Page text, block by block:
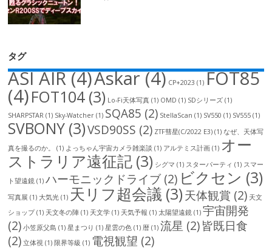
タグ
ASI AIR(4)Askar(4) CP+2023 (1) FOT85
(4)FOT104 (3) Lo-Fi天体写真 (1) OMD (1) SDシリーズ (1)
SHARPSTAR (1) Sky-Watcher (1) SQA85 (2) StellaScan (1) SV550 (1) SV555 (1)
SVBONY (3)VSD90SS (2) ZTF彗星(C/2022 E3) (1) なぜ、天体写
真を撮るのか。
(1) よっちゃん宇宙カメラ雑楽談 (1) アルテミス計画 (1) オー
ストラリア遠征記 (3) シグマ (1) スターパーティ (1) スマー
ト望遠鏡 (1) ハーモニックドライブ (2) ビクセン (3)
写真展 (1) 大気光 (1) 天リフ超会議 (3)天体観賞 (2) 天文
ショップ(1) 天文冬の陣 (1) 天文学 (1) 天気予報 (1) 太陽望遠鏡 (1) 宇宙開発
(2) 小笠原父島 (1) 星まつり (1) 星雲の色 (1) 暦 (1) 流星 (2)皆既日食
(2) 立体視 (1) 限界等級 (1) 電視観望 (2)